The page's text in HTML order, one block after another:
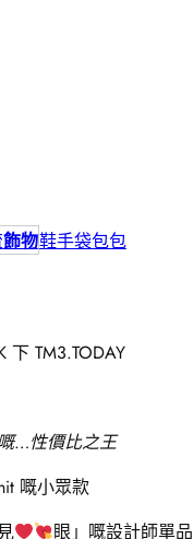
飾物鞋手袋包包
下 TM3.TODAY
…性價比之王
嘅小眾款
眼」嘅設計師單品